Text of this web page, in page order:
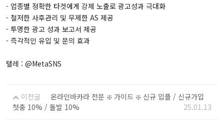
- 업종별 정확한 타겟에게 강제 노출로 광고성과 극대화
- 철저한 사후관리 및 무제한 AS 제공
- 투명한 광고 성과 보고서 제공
- 즉각적인 유입 및 문의 효과
텔레 : @MetaSNS
이전글
온라인바카라 전문 ❇️ 가이드 ❇️ 신규 입플 / 신규가입
첫충 10% / 돌발 10%
25.01.13